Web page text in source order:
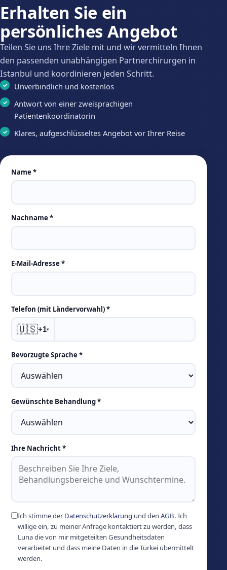
Erhalten Sie ein
persönliches Angebot
Teilen Sie uns Ihre Ziele mit und wir vermitteln Ihnen
den passenden unabhängigen Partnerchirurgen in
Istanbul und koordinieren jeden Schritt.
Unverbindlich und kostenlos
Antwort von einer zweisprachigen
Patientenkoordinatorin
Klares, aufgeschlüsseltes Angebot vor Ihrer Reise
Leave
this
field
empty
Name *
Nachname *
E-Mail-Adresse *
Telefon (mit Ländervorwahl) *
🇺🇸+1▾
Bevorzugte Sprache *
Gewünschte Behandlung *
Ihre Nachricht *
Ich stimme derDatenschutzerklärung und denAGB. Ich
willige ein, zu meiner Anfrage kontaktiert zu werden, dass
Luna die von mir mitgeteilten Gesundheitsdaten
verarbeitet und dass meine Daten in die Türkei übermittelt
werden.